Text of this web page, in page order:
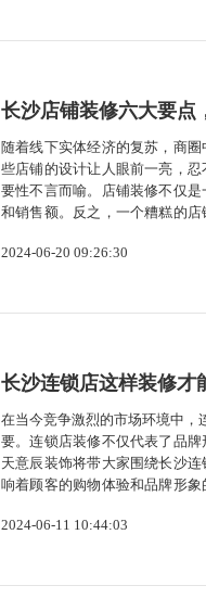
长沙店铺装修六大要点
随着线下实体经济的复苏，商
些店铺的设计让人眼前一亮，
要性不言而喻。店铺装修不仅
和销售额。反之，一个糟糕的
旧？不同的风格定位将决定装修
2024-06-20 09:26:30
长沙连锁店这样装修才
在当今竞争激烈的市场环境中，
要。连锁店装修不仅代表了品
天意辰装饰将带大家围绕长沙
响着顾客的购物体验和品牌形
形象的整体风格，确保各门店之
2024-06-11 10:44:03